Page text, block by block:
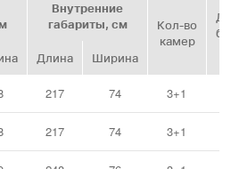
Внутренние
габариты, см
Кол‑во
камер
Длина Ширина
217 74 3+1
217 74 3+1